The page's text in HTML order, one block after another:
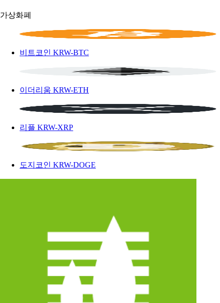
가상화폐
비트코인 KRW-BTC
이더리움 KRW-ETH
리플 KRW-XRP
도지코인 KRW-DOGE